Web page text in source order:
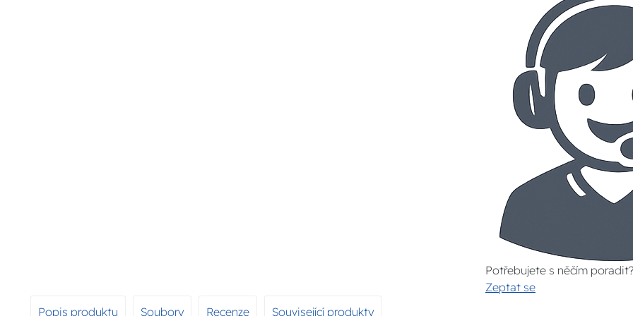
Potřebujete s něčím poradit?
Zeptat se
Popis produktu
Soubory Recenze Související produkty